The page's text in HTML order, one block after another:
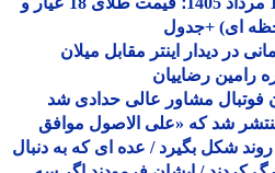
ای) +جدول
دیدار اینتر مقابل میلان
رضاییان
مشاور عالی حدادی شد
شد که «علی الاصول موافق
شکل بگیرد / عده ای که به دنبال